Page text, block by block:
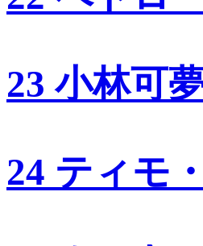
23 小林可
24 ティモ